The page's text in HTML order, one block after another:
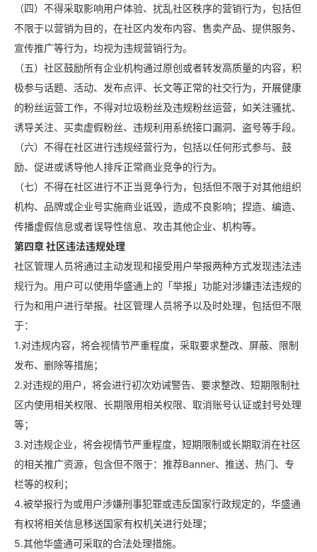
（四）不得采取影响用户体验、扰乱社区秩序的营销行为，包括但
不限于以营销为目的，在社区内发布内容、售卖产品、提供服务、
宣传推广等行为，均视为违规营销行为。
（五）社区鼓励所有企业机构通过原创或者转发高质量的内容，积
极参与话题、活动、发布点评、长文等正常的社交行为，开展健康
的粉丝运营工作，不得对垃圾粉丝及违规粉丝运营，如关注骚扰、
诱导关注、买卖虚假粉丝、违规利用系统接口漏洞、盗号等手段。
（六）不得在社区进行违规经营行为，包括以任何形式参与、鼓
励、促进或诱导他人排斥正常商业竞争的行为。
（七）不得在社区进行不正当竞争行为，包括但不限于对其他组织
机构、品牌或企业号实施商业诋毁，造成不良影响；捏造、编造、
传播虚假信息或者误导性信息、攻击其他企业、机构等。
第四章 社区违法违规处理
社区管理人员将通过主动发现和接受用户举报两种方式发现违法违
规行为。用户可以使用华盛通上的「举报」功能对涉嫌违法违规的
行为和用户进行举报。社区管理人员将予以及时处理，包括但不限
于：
1.对违规内容，将会视情节严重程度，采取要求整改、屏蔽、限制
发布、删除等措施；
2.对违规的用户，将会进行初次劝诫警告、要求整改、短期限制社
区内使用相关权限、长期限用相关权限、取消账号认证或封号处理
等；
3.对违规企业，将会视情节严重程度，短期限制或长期取消在社区
的相关推广资源，包含但不限于：推荐Banner、推送、热门、专
栏等的权利；
4.被举报行为或用户涉嫌刑事犯罪或违反国家行政规定的，华盛通
有权将相关信息移送国家有权机关进行处理；
5.其他华盛通可采取的合法处理措施。